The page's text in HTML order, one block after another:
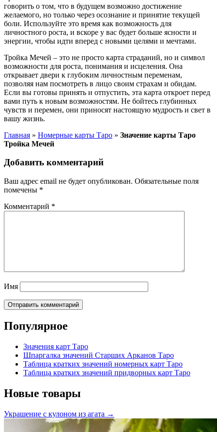
говорить о том, что в будущем возможно достижение
желаемого, но только через осознание и принятие текущей
боли. Используйте это время как возможность для
личностного роста, и вскоре у вас будет больше ясности и
энергии, чтобы идти вперед с новыми целями и мечтами.
Тройка Мечей – это не просто карта страданий, но и символ
возможности для роста, понимания и исцеления. Она
открывает двери к глубоким личностным переменам,
позволяя нам посмотреть в лицо своим страхам и обидам.
Если вы готовы принять и отпустить, эта карта откроет перед
вами путь к новым возможностям. Не бойтесь глубинных
чувств и перемен, они приносят настоящую мудрость и свет в
вашу жизнь.
Главная » Номерные карты Таро » Значение карты Таро
Тройка Мечей
Добавить комментарий
Ваш адрес email не будет опубликован. Обязательные поля
помечены *
Комментарий *
Имя
Популярное
Значения карт Таро
Шпаргалка значений Старших Арканов Таро
Таблица кратких значений номерных карт Таро
Таблица кратких значений придворных карт Таро
Новые товары
Украшение с кулоном из агата →